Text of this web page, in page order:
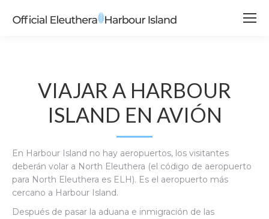
VIAJAR A HARBOUR
ISLAND EN AVIÓN
En Harbour Island no hay aeropuertos, los visitantes
deberán volar a North Eleuthera (el código de aeropuerto
para North Eleuthera es ELH). Es el aeropuerto más
cercano a Harbour Island.
Después de pasar la aduana e inmigración de las